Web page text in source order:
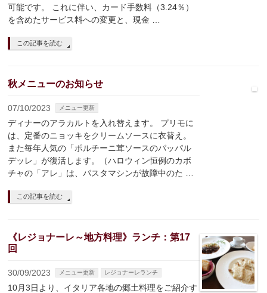
可能です。 これに伴い、カード手数料（3.24％）
を含めたサービス料への変更と、現金 …
この記事を読む
秋メニューのお知らせ
07/10/2023 メニュー更新
ディナーのアラカルトを入れ替えます。 プリモに
は、定番のニョッキをクリームソースに衣替え。
また毎年人気の「ポルチーニ茸ソースのパッパル
デッレ」が復活します。（ハロウィン恒例のカボ
チャの「アレ」は、パスタマシンが故障中のた …
この記事を読む
《レジョナーレ～地方料理》ランチ：第17
回
30/09/2023 メニュー更新 レジョナーレランチ
10月3日より、イタリア各地の郷土料理をご紹介す